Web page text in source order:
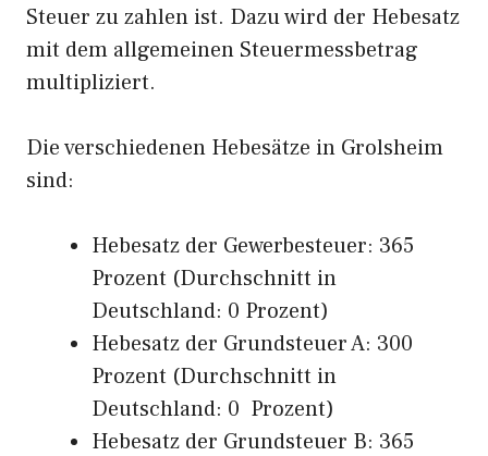
Steuer zu zahlen ist. Dazu wird der Hebesatz
mit dem allgemeinen Steuermessbetrag
multipliziert.
Die verschiedenen Hebesätze in Grolsheim
sind:
Hebesatz der Gewerbesteuer: 365
Prozent (Durchschnitt in
Deutschland: 0 Prozent)
Hebesatz der Grundsteuer A: 300
Prozent (Durchschnitt in
Deutschland: 0 Prozent)
Hebesatz der Grundsteuer B: 365